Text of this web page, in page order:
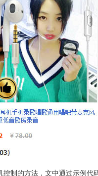
制的方法，文中通过示例代